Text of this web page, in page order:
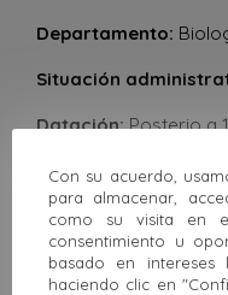
Departamento:
Situación
Datación:Posterio a
Estado de
Anterior
Con su acuerdo,
para almacenar,
como su visita en
consentimiento u
basado en intereses
haciendo clic en